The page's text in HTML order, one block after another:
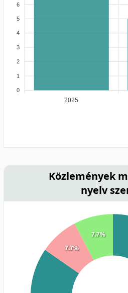
6
5
4
3
2
1
0
2025
Közlemények
nyelv
7.7%
7.7%